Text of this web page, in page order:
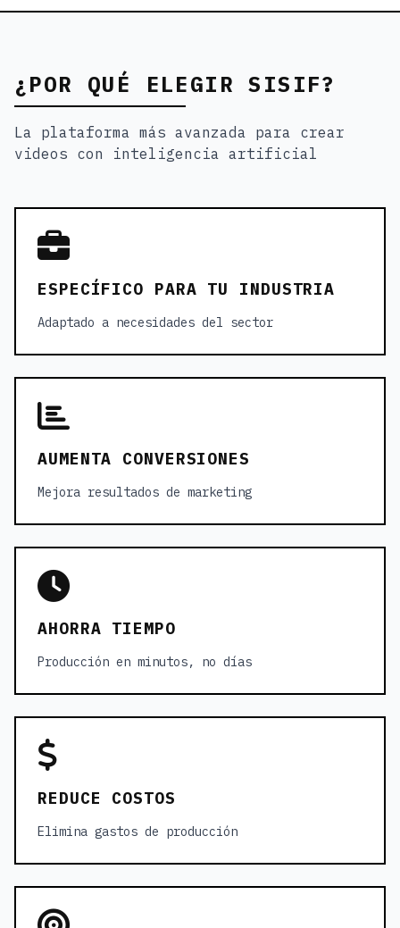
¿POR QUÉ ELEGIR SISIF?
La plataforma más avanzada para crear
videos con inteligencia artificial
ESPECÍFICO PARA TU INDUSTRIA
Adaptado a necesidades del sector
AUMENTA CONVERSIONES
Mejora resultados de marketing
AHORRA TIEMPO
Producción en minutos, no días
REDUCE COSTOS
Elimina gastos de producción